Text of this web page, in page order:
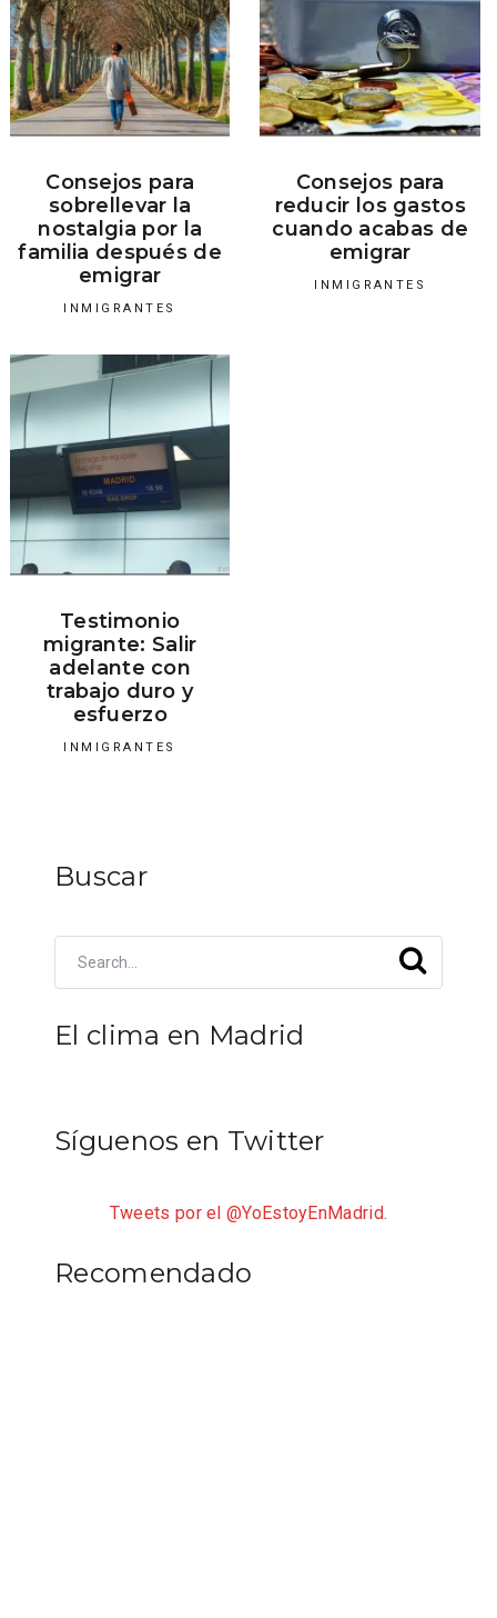
Consejos para
sobrellevar la
nostalgia por la
familia después de
emigrar
INMIGRANTES
Consejos para
reducir los gastos
cuando acabas de
emigrar
INMIGRANTES
Testimonio
migrante: Salir
adelante con
trabajo duro y
esfuerzo
INMIGRANTES
Buscar
El clima en Madrid
Síguenos en Twitter
Tweets por el @YoEstoyEnMadrid.
Recomendado